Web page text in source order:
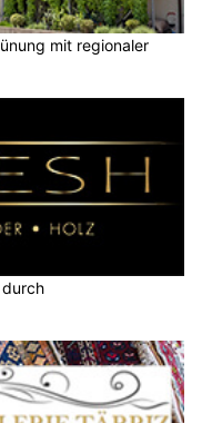
mit regionaler
durch